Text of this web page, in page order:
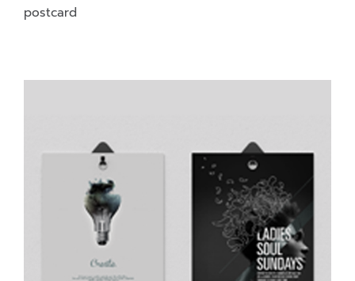
postcard